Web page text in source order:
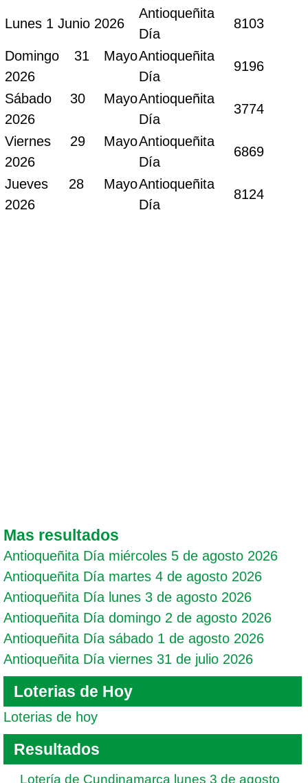
Lunes 1 Junio 2026
Antioqueñita
Día
8103
Domingo 31 Mayo
2026
Antioqueñita
Día
9196
Sábado 30 Mayo
2026
Antioqueñita
Día
3774
Viernes 29 Mayo
2026
Antioqueñita
Día
6869
Jueves 28 Mayo
2026
Antioqueñita
Día
8124
Mas resultados
Antioqueñita Día miércoles 5 de agosto 2026
Antioqueñita Día martes 4 de agosto 2026
Antioqueñita Día lunes 3 de agosto 2026
Antioqueñita Día domingo 2 de agosto 2026
Antioqueñita Día sábado 1 de agosto 2026
Antioqueñita Día viernes 31 de julio 2026
Loterias de Hoy
Loterias de hoy
Resultados
Lotería de Cundinamarca lunes 3 de agosto